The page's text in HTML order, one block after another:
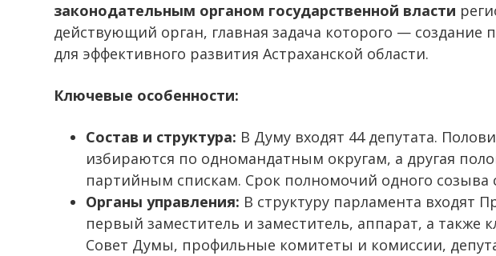
законодательным органом государственной власти
действующий орган, главная задача которого — создание
для эффективного развития Астраханской области.
Ключевые особенности:
Состав и структура: В Думу входят 44 депутата.
избираются по одномандатным округам, а другая
партийным спискам. Срок полномочий одного созыва
Органы управления: В структуру парламента входят
первый заместитель и заместитель, аппарат, а
Совет Думы, профильные комитеты и комиссии,